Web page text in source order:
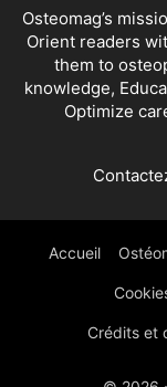
Osteomag’s
Orient readers
them to
knowledge,
Optimize
Accueil
Crédits et